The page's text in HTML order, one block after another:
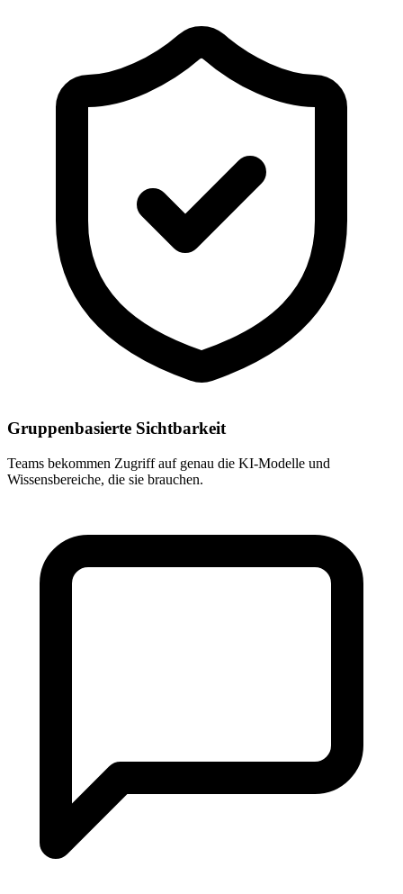
Gruppenbasierte Sichtbarkeit
Teams bekommen Zugriff auf genau die KI-Modelle und
Wissensbereiche, die sie brauchen.